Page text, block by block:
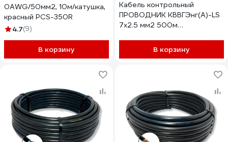
0AWG/50мм2, 10м/катушка,
красный PCS-350R
4.7(9)
В корзину
Кабель контрольный
ПРОВОДНИК КВВГЭнг(A)-LS
7x2.5 мм2 500м
В корзину